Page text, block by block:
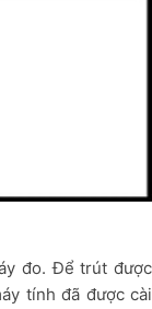
đo. Để trút được
tính đã được cài